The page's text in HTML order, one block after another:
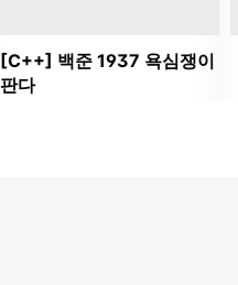
[C++] 백준 1937 욕심쟁이
판다